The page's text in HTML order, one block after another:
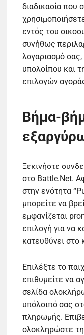
διαδικασία που
εντός του
συνήθως
λογαριασμό
υπολοίπου και
επιλογών
Βήμα-
Ξεκινήστε
στο Battle.Net.
στην ενότητα
μπορείτε να
εμφανίζεται
επιλογή για να
κατευθύνει στο
Επιλέξτε το
επιθυμείτε να
σελίδα
υπόλοιπό σας
πληρωμής.
ολοκληρώστε τη